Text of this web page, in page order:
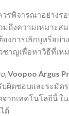
รพิจารณาอย่างร
มถึงความเหมาะส
งการเลิกบุหรี่อย่า
ชาญเพื่อหาวิธีที่เห
,Voopoo Argus
ผิดชอบและระมัด
ากเทคโนโลยีนี้ ใ
ด้